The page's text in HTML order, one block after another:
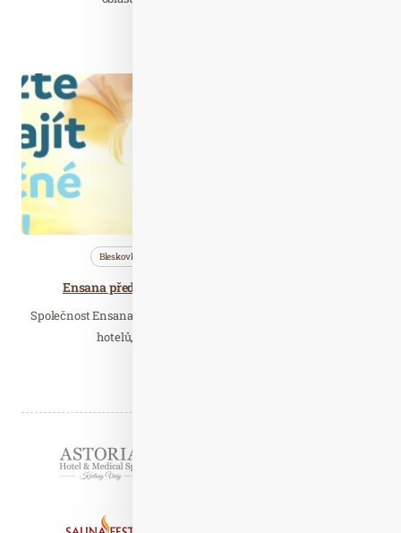
Bleskovky
Ensana představuje program “Zlato pro hrdiny”,
Společnost Ensana, největší evropský provozovatel lázeňských
hotelů, představuje přesně 500 dní po…